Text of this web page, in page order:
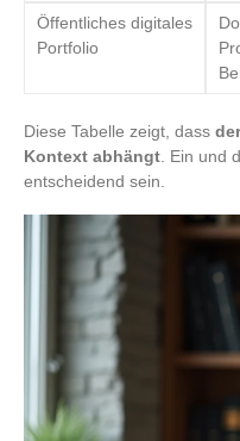
Öffentliches digitales
Portfolio
Diese Tabelle zeigt, dass
Kontext abhängt . Ein
entscheidend sein.